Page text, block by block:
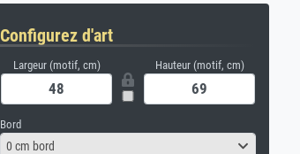
Configurez d'art
Largeur (motif, cm) Hauteur (motif, cm)
Bord
0 cm bord